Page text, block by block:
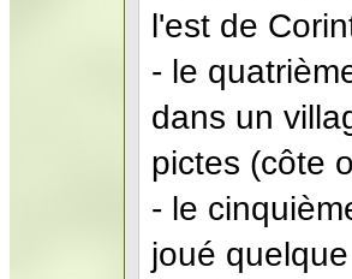
l'est de
- le
dans un
pictes (côte
- le
joué